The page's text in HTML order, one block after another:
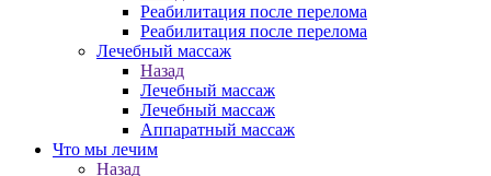
Реабилитация после перелома
Реабилитация после перелома
Лечебный массаж
Назад
Лечебный массаж
Лечебный массаж
Аппаратный массаж
Что мы лечим
Назад